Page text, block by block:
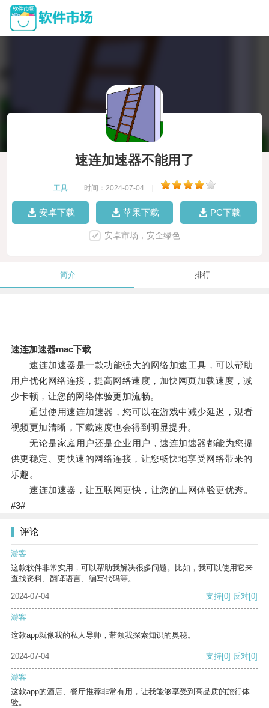
速连加速器不能用了
工具 时间：2024-07-04
安卓下载 苹果下载 PC下载
安卓市场，安全绿色
简介 排行
速连加速器mac下载
速连加速器是一款功能强大的网络加速工具，可以帮助
用户优化网络连接，提高网络速度，加快网页加载速度，减
少卡顿，让您的网络体验更加流畅。
通过使用速连加速器，您可以在游戏中减少延迟，观看
视频更加清晰，下载速度也会得到明显提升。
无论是家庭用户还是企业用户，速连加速器都能为您提
供更稳定、更快速的网络连接，让您畅快地享受网络带来的
乐趣。
速连加速器，让互联网更快，让您的上网体验更优秀。
#3#
评论
游客
这款软件非常实用，可以帮助我解决很多问题。比如，我可以使用它来
查找资料、翻译语言、编写代码等。
2024-07-04
支持[0] 反对[0]
游客
这款app就像我的私人导师，带领我探索知识的奥秘。
2024-07-04 支持[0] 反对[0]
游客
这款app的酒店、餐厅推荐非常有用，让我能够享受到高品质的旅行体
验。